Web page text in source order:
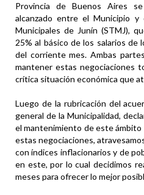
Provincia de Buenos Aires
alcanzado entre el Municipio y
Municipales de Junín (STMJ),
25% al básico de los salarios de
del corriente mes. Ambas
mantener estas negociaciones
crítica situación económica que
Luego de la rubricación del
general de la Municipalidad,
el mantenimiento de este ámbito
estas negociaciones,
con índices inflacionarios y de
en este, por lo cual decidimos
meses para ofrecer lo mejor